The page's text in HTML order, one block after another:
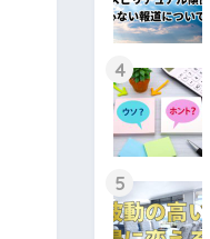
4
5